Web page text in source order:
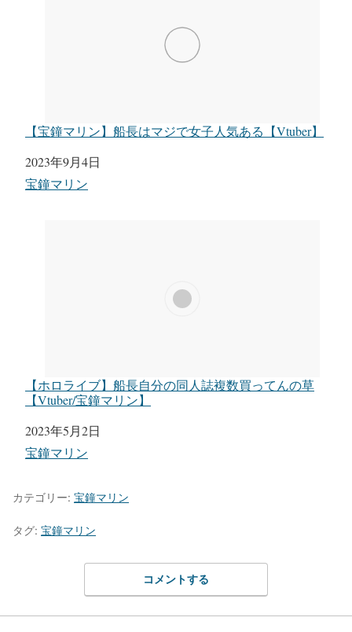
【宝鐘マリン】船長はマジで女子人気ある【Vtuber】
日付
2023年9月4日
関連理由
宝鐘マリン
【ホロライブ】船長自分の同人誌複数買ってんの草
【Vtuber/宝鐘マリン】
日付
2023年5月2日
関連理由
宝鐘マリン
カテゴリー: 宝鐘マリン
タグ: 宝鐘マリン
コメントする